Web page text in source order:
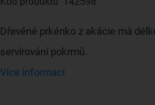
Dřevěné prkénko z akácie má
servírování pokrmů.
Více informací